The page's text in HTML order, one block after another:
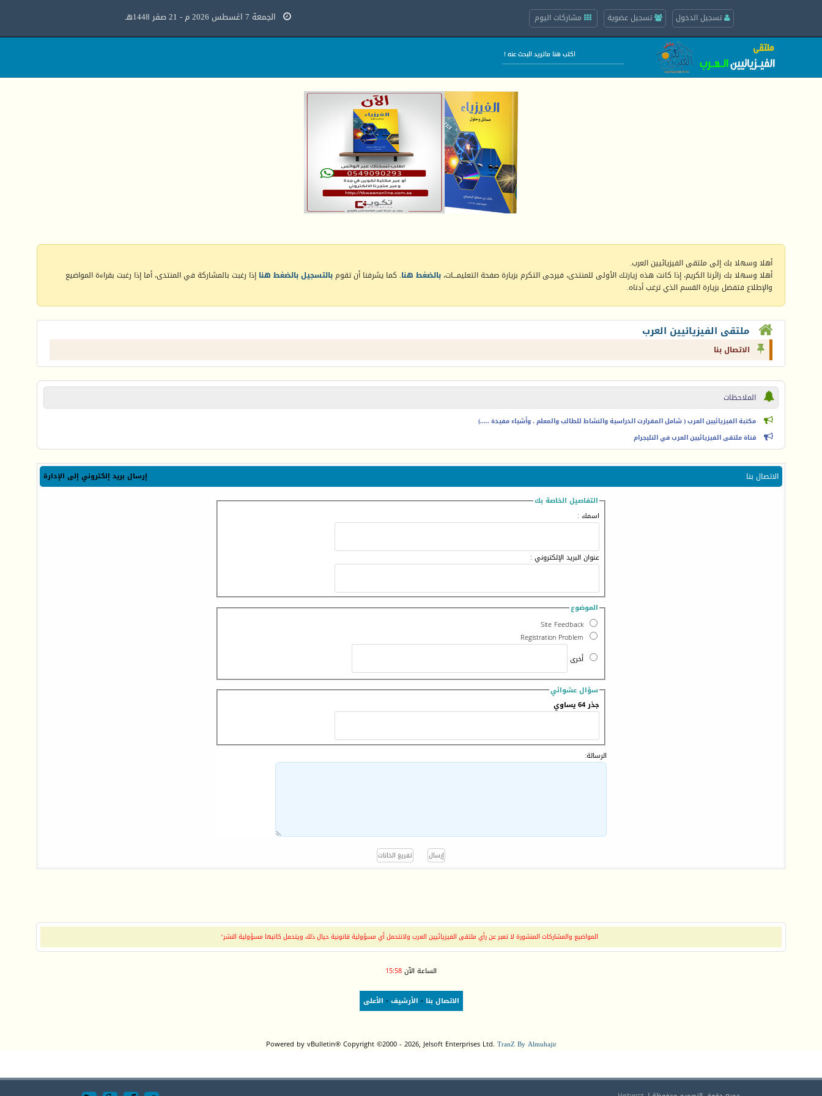
تسجيل الدخول تسجيل عضوية مشاركات اليوم الجمعة 7 اغسطس 2026 م - 21 صفر 1448هـ
أهلا وسهلا بك إلى ملتقى الفيزيائيين العرب.
أهلا وسهلا بك زائرنا الكريم، إذا كانت هذه زيارتك الأولى للمنتدى، فيرجى التكرم بزيارة صفحة التعليمـــات، بالضغط هنا. كما يشرفنا أن تقومبالتسجيل بالضغط هنا إذا رغبت بالمشاركة في المنتدى، أما إذا رغبت بقراءة المواضيع
والإطلاع فتفضل بزيارة القسم الذي ترغب أدناه.
ملتقى الفيزيائيين العرب
الاتصال بنا
الملاحظات
مكتبة الفيزيائيين العرب ( شامل المقرارت الدراسية والنشاط للطالب والمعلم ، وأشياء مفيدة .....)
قناة ملتقى الفيزيائيين العرب في التليجرام
إرسال بريد إلكتروني إلى الإدارة الاتصال بنا
التفاصيل الخاصة بك
اسمك :
عنوان البريد الإلكتروني :
الموضوع
Site Feedback
Registration Problem
أخرى
سؤال عشوائي
جذر 64 يساوي
الرسالة:
المواضيع والمشاركات المنشورة لا تعبر عن رأي ملتقى الفيزيائيين العرب ولانتحمل أي مسؤولية قانونية حيال ذلك ويتحمل كاتبها مسؤولية النشر"
الساعة الآن15:58
الاتصال بنا - الأرشيف- الأعلى
Powered by vBulletin® Copyright ©2000 - 2026, Jelsoft Enterprises Ltd. TranZ By Almuhajir